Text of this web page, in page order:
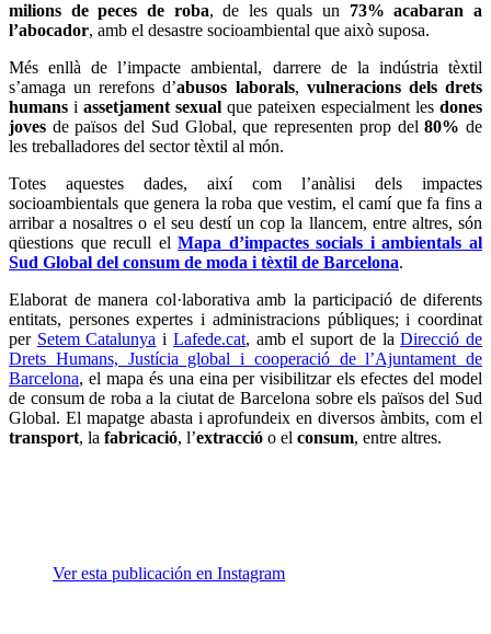
milions de peces de roba, de les quals un 73% acabaran a
l’abocador, amb el desastre socioambiental que això suposa.
Més enllà de l’impacte ambiental, darrere de la indústria tèxtil
s’amaga un rerefons d’abusos laborals, vulneracions dels drets
humans i assetjament sexual que pateixen especialment les dones
joves de països del Sud Global, que representen prop del80% de
les treballadores del sector tèxtil al món.
Totes aquestes dades, així com l’anàlisi dels impactes
socioambientals que genera la roba que vestim, el camí que fa fins a
arribar a nosaltres o el seu destí un cop la llancem, entre altres, són
qüestions que recull elMapa d’impactes socials i ambientals al
Sud Global del consum de moda i tèxtil de Barcelona.
Elaborat de manera col·laborativa amb la participació de diferents
entitats, persones expertes i administracions públiques; i coordinat
per Setem Catalunya i Lafede.cat, amb el suport de laDirecció de
Drets Humans, Justícia global i cooperació de l’Ajuntament de
Barcelona, el mapa és una eina per visibilitzar els efectes del model
de consum de roba a la ciutat de Barcelona sobre els països del Sud
Global. El mapatge abasta i aprofundeix en diversos àmbits, com el
transport, la fabricació, l’extracció o el consum, entre altres.
Ver esta publicación en Instagram